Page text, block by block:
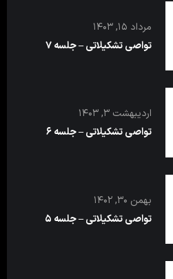
مرداد ۱۵, ۱۴۰۳
تواصی تشکیلاتی – جلسه ۷
اردیبهشت ۳, ۱۴۰۳
تواصی تشکیلاتی – جلسه ۶
بهمن ۳۰, ۱۴۰۲
تواصی تشکیلاتی – جلسه ۵